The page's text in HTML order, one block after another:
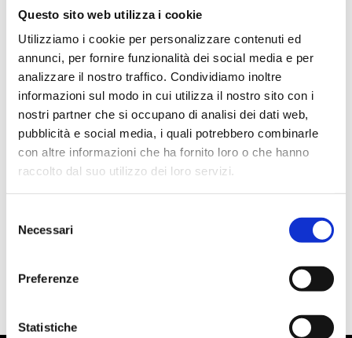
Questo sito web utilizza i cookie
Utilizziamo i cookie per personalizzare contenuti ed
annunci, per fornire funzionalità dei social media e per
analizzare il nostro traffico. Condividiamo inoltre
informazioni sul modo in cui utilizza il nostro sito con i
nostri partner che si occupano di analisi dei dati web,
pubblicità e social media, i quali potrebbero combinarle
con altre informazioni che ha fornito loro o che hanno
raccolto dal suo utilizzo dei loro servizi.
delNecessari
Preferenze
Statistiche
Richiesto
Ricordami ACCEDI